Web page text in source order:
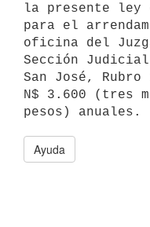
la presente ley
para el
oficina del
Sección
San José,
N$ 3.600 (tres
Ayuda